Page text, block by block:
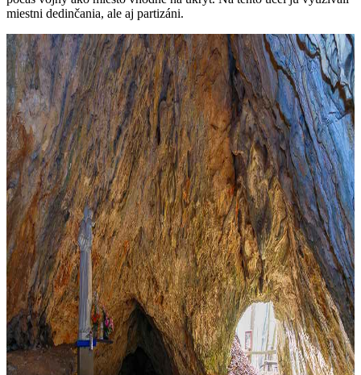
miestni dedinčania, ale aj partizáni.